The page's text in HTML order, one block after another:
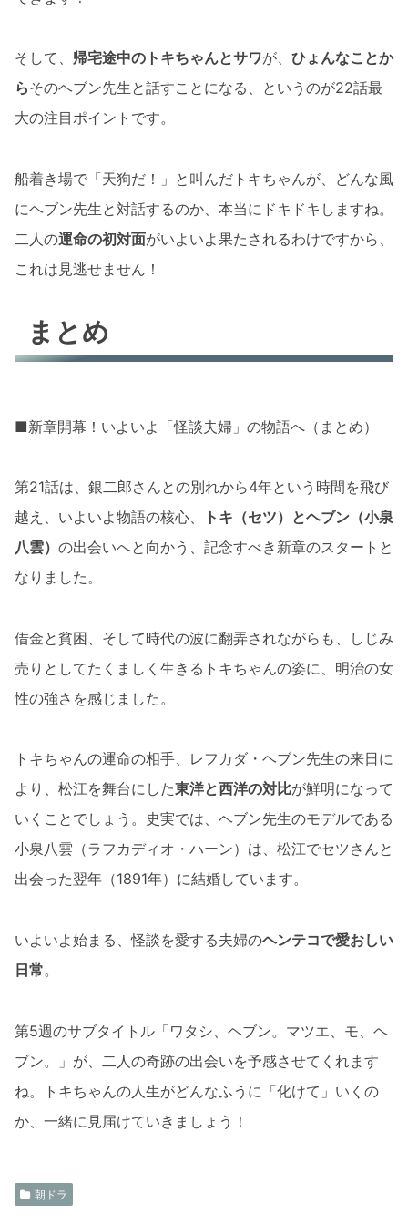
そして、 帰宅途中のトキちゃんとサワが、 ひょんなことか
らそのヘブン先生と話すことになる、というのが22話最
大の注目ポイントです。
船着き場で「天狗だ！」と叫んだトキちゃんが、どんな風
にヘブン先生と対話するのか、本当にドキドキしますね。
二人の運命の初対面がいよいよ果たされるわけですから、
これは見逃せません！
まとめ
■新章開幕！いよいよ「怪談夫婦」の物語へ（まとめ）
第21話は、銀二郎さんとの別れから4年という時間を飛び
越え、いよいよ物語の核心、
トキ（セツ）とヘブン（小泉
八雲） の出会いへと向かう、記念すべき新章のスタートと
なりました。
借金と貧困、そして時代の波に翻弄されながらも、しじみ
売りとしてたくましく生きるトキちゃんの姿に、明治の女
性の強さを感じました。
トキちゃんの運命の相手、レフカダ・ヘブン先生の来日に
より、松江を舞台にした東洋と西洋の対比が鮮明になって
いくことでしょう。史実では、ヘブン先生のモデルである
小泉八雲（ラフカディオ・ハーン）は、松江でセツさんと
出会った翌年（1891年）に結婚しています。
いよいよ始まる、怪談を愛する夫婦のヘンテコで愛おしい
日常。
第5週のサブタイトル「ワタシ、ヘブン。マツエ、モ、ヘ
ブン。」が、二人の奇跡の出会いを予感させてくれます
ね。トキちゃんの人生がどんなふうに「化けて」いくの
か、一緒に見届けていきましょう！
朝ドラ